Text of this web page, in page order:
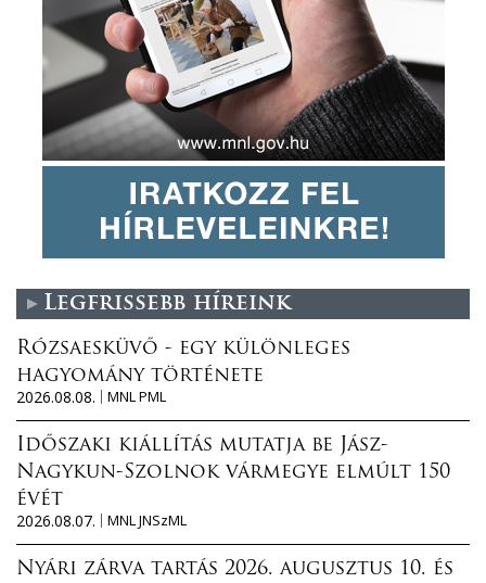
Legfrissebb híreink
Rózsaesküvő - egy különleges
hagyomány története
2026.08.08.
MNL PML
Időszaki kiállítás mutatja be Jász-
Nagykun-Szolnok vármegye elmúlt 150
évét
2026.08.07.
MNL JNSzML
Nyári zárva tartás 2026. augusztus 10. és